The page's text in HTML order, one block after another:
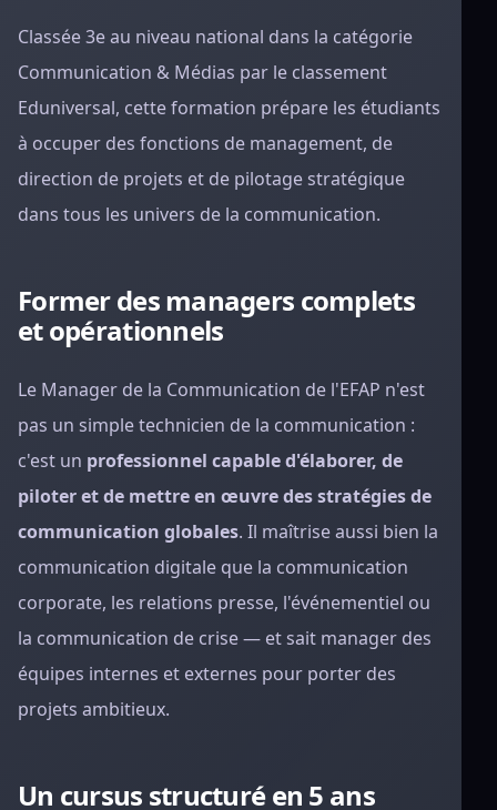
Classée 3e au niveau national dans la catégorie
Communication & Médias par le classement
Eduniversal, cette formation prépare les étudiants
à occuper des fonctions de management, de
direction de projets et de pilotage stratégique
dans tous les univers de la communication.
Former des managers complets
et opérationnels
Le Manager de la Communication de l'EFAP n'est
pas un simple technicien de la communication :
c'est un professionnel capable d'élaborer, de
piloter et de mettre en œuvre des stratégies de
communication globales. Il maîtrise aussi bien la
communication digitale que la communication
corporate, les relations presse, l'événementiel ou
la communication de crise — et sait manager des
équipes internes et externes pour porter des
projets ambitieux.
Un cursus structuré en 5 ans